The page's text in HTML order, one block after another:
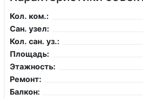
Кол. ком.:
Сан. узел:
Кол. сан. уз.:
Площадь:
Этажность:
Ремонт:
Балкон: